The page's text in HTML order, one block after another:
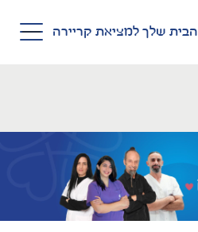
הבית שלך למציאת קריירה